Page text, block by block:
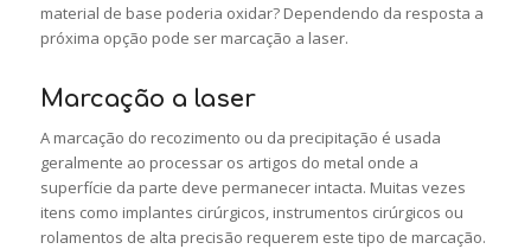
material de base poderia oxidar? Dependendo da resposta a
próxima opção pode ser marcação a laser.
Marcação a laser
A marcação do recozimento ou da precipitação é usada
geralmente ao processar os artigos do metal onde a
superfície da parte deve permanecer intacta. Muitas vezes
itens como implantes cirúrgicos, instrumentos cirúrgicos ou
rolamentos de alta precisão requerem este tipo de marcação.